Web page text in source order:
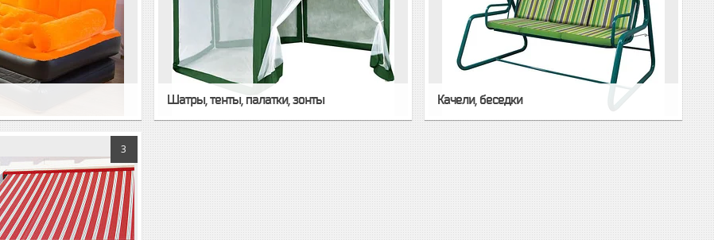
Шатры, тенты, палатки, зонты Качели, беседки
3